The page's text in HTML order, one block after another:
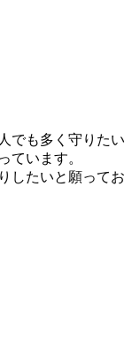
でも多く守りたい
ています。
したいと願ってお